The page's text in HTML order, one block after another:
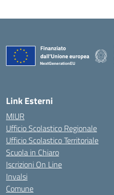
Link Esterni
MIUR
Ufficio Scolastico Regionale
Ufficio Scolastico Territoriale
Scuola in Chiaro
Iscrizioni On Line
Invalsi
Comune